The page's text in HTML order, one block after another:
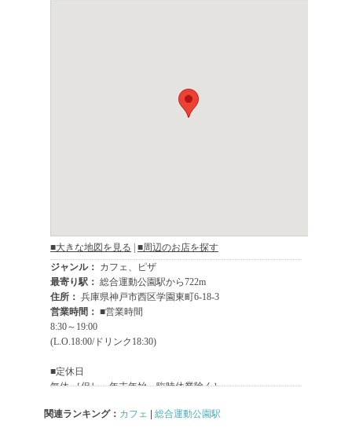
関連ランキング： カフェ | 総合運動公園駅